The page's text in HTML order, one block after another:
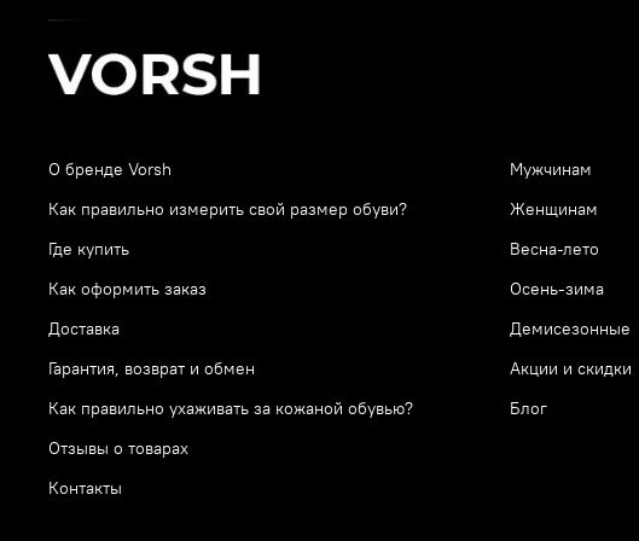
О бренде Vorsh
Как правильно измерить свой размер обуви?
Где купить
Как оформить заказ
Доставка
Гарантия, возврат и обмен
Как правильно ухаживать за кожаной обувью?
Отзывы о товарах
Контакты
Мужчинам
Женщинам
Весна-лето
Осень-зима
Демисезонные
Акции и скидки
Блог